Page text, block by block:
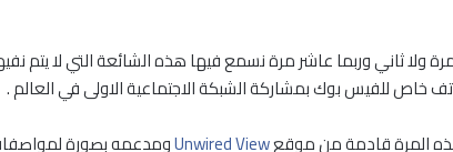
خاص للفيس بوك بمشاركة الشبكة الاجتماعية الاولى في العالم .
المرة قادمة من موقعUnwired Viewومدعمه بصورة